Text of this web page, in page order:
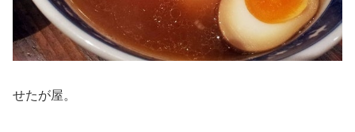
せたが屋。